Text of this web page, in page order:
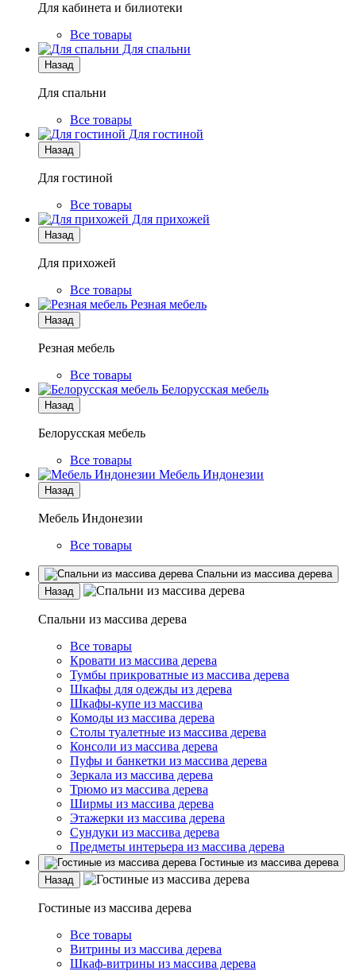
Для кабинета и билиотеки
Все товары
Для спальни
Назад
Для спальни
Все товары
Для гостиной
Назад
Для гостиной
Все товары
Для прихожей
Назад
Для прихожей
Все товары
Резная мебель
Назад
Резная мебель
Все товары
Белорусская мебель
Назад
Белорусская мебель
Все товары
Мебель Индонезии
Назад
Мебель Индонезии
Все товары
Спальни из массива дерева
Назад
Спальни из массива дерева
Все товары
Кровати из массива дерева
Тумбы прикроватные из массива дерева
Шкафы для одежды из дерева
Шкафы-купе из массива
Комоды из массива дерева
Столы туалетные из массива дерева
Консоли из массива дерева
Пуфы и банкетки из массива дерева
Зеркала из массива дерева
Трюмо из массива дерева
Ширмы из массива дерева
Этажерки из массива дерева
Сундуки из массива дерева
Предметы интерьера из массива дерева
Гостиные из массива дерева
Назад
Гостиные из массива дерева
Все товары
Витрины из массива дерева
Шкаф-витрины из массива дерева